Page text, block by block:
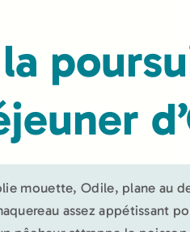
mouette, Odile, plane au
assez appétissant